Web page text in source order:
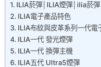
ILIA菸彈│ILIA煙彈│ilia菸
ILIA電子產品特色
ILIA布紋與皮革系列一代電
ILIA一代 發光煙彈
ILIA一代 換彈主機
ILIA五代 Ultra5煙彈